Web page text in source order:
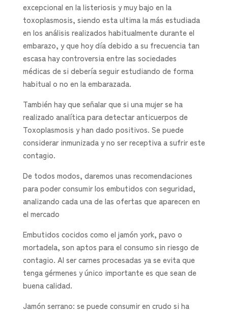
excepcional en la listeriosis y muy bajo en la
toxoplasmosis, siendo esta ultima la más estudiada
en los análisis realizados habitualmente durante el
embarazo, y que hoy día debido a su frecuencia tan
escasa hay controversia entre las sociedades
médicas de si debería seguir estudiando de forma
habitual o no en la embarazada.
También hay que señalar que si una mujer se ha
realizado analítica para detectar anticuerpos de
Toxoplasmosis y han dado positivos. Se puede
considerar inmunizada y no ser receptiva a sufrir este
contagio.
De todos modos, daremos unas recomendaciones
para poder consumir los embutidos con seguridad,
analizando cada una de las ofertas que aparecen en
el mercado
Embutidos cocidos como el jamón york, pavo o
mortadela, son aptos para el consumo sin riesgo de
contagio. Al ser carnes procesadas ya se evita que
tenga gérmenes y único importante es que sean de
buena calidad.
Jamón serrano: se puede consumir en crudo si ha